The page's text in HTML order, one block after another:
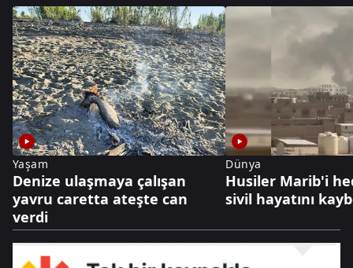
Yaşam
Denize ulaşmaya çalışan
yavru caretta ateşte can
verdi
Dünya
Husiler Marib'i
sivil hayatını